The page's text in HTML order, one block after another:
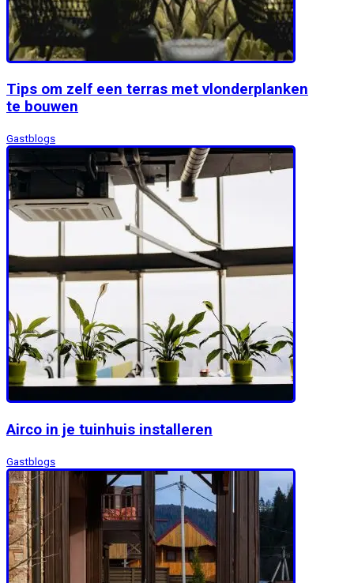
Tips om zelf een terras met vlonderplanken
te bouwen
Gastblogs
Airco in je tuinhuis installeren
Gastblogs